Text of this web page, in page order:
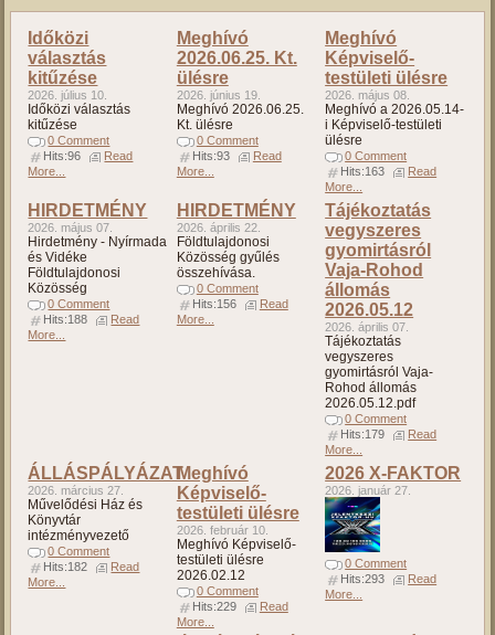
Időközi
választás
kitűzése
2026. július 10.
Időközi választás
kitűzése
0 Comment
Hits:96
Read
More...
Meghívó
2026.06.25. Kt.
ülésre
2026. június 19.
Meghívó 2026.06.25.
Kt. ülésre
0 Comment
Hits:93
Read
More...
Meghívó
Képviselő-
testületi ülésre
2026. május 08.
Meghívó a 2026.05.14-
i Képviselő-testületi
ülésre
0 Comment
Hits:163
Read
More...
HIRDETMÉNY
2026. május 07.
Hirdetmény - Nyírmada
és Vidéke
Földtulajdonosi
Közösség
0 Comment
Hits:188
Read
More...
HIRDETMÉNY
2026. április 22.
Földtulajdonosi
Közösség gyűlés
összehívása.
0 Comment
Hits:156
Read
More...
Tájékoztatás
vegyszeres
gyomirtásról
Vaja-Rohod
állomás
2026.05.12
2026. április 07.
Tájékoztatás
vegyszeres
gyomirtásról Vaja-
Rohod állomás
2026.05.12.pdf
0 Comment
Hits:179
Read
More...
ÁLLÁSPÁLYÁZAT
2026. március 27.
Művelődési Ház és
Könyvtár
intézményvezető
0 Comment
Hits:182
Read
More...
Meghívó
Képviselő-
testületi ülésre
2026. február 10.
Meghívó Képviselő-
testületi ülésre
2026.02.12
0 Comment
Hits:229
Read
More...
2026 X-FAKTOR
2026. január 27.
0 Comment
Hits:293
Read
More...